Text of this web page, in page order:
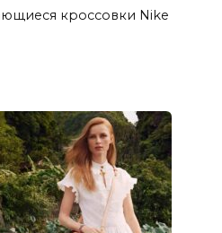
кроссовки Nike